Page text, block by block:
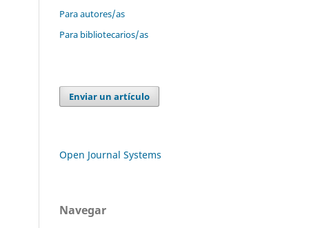
Para autores/as
Para bibliotecarios/as
Enviar un artículo
Open Journal Systems
Navegar